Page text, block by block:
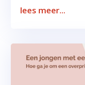
lees meer...